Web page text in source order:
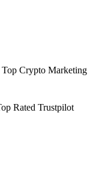
Top Crypto Marketing
Rated Trustpilot